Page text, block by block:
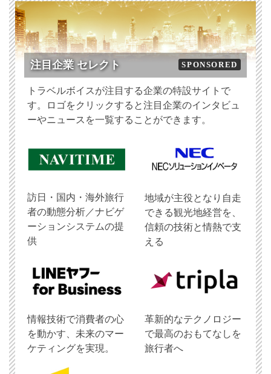
注目企業 セレクト SPONSORED
トラベルボイスが注目する企業の特設サイトで
す。ロゴをクリックすると注目企業のインタビュ
ーやニュースを一覧することができます。
訪日・国内・海外旅行
者の動態分析／ナビゲ
ーションシステムの提
供
地域が主役となり自走
できる観光地経営を、
信頼の技術と情熱で支
える
情報技術で消費者の心
を動かす、未来のマー
ケティングを実現。
革新的なテクノロジー
で最高のおもてなしを
旅行者へ